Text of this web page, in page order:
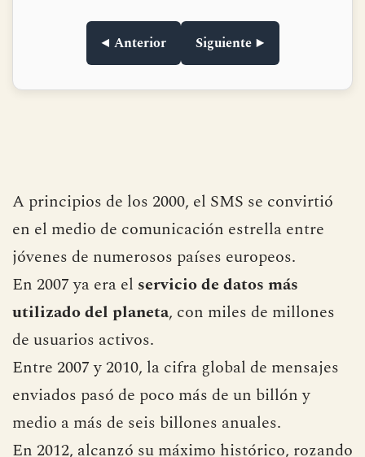
◀ Anterior Siguiente ▶
A principios de los 2000, el SMS se convirtió
en el medio de comunicación estrella entre
jóvenes de numerosos países europeos.
En 2007 ya era elservicio de datos más
utilizado del planeta, con miles de millones
de usuarios activos.
Entre 2007 y 2010, la cifra global de mensajes
enviados pasó de poco más de un billón y